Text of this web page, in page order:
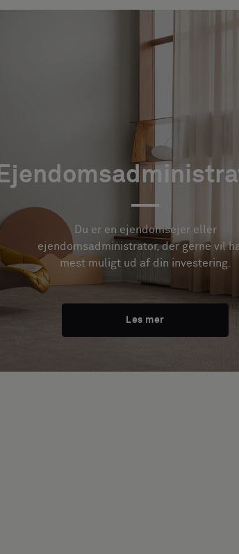
Du er en ejendomsejer eller
ejendomsadministrator, der gerne vil
mest muligt ud af din investering.
Les mer